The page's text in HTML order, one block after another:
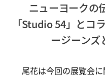
ニューヨークの
「Studio 54」とコ
ージーンズ
尾花は今回の展覧会に